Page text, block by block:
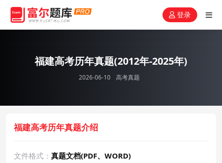
登录
福建高考历年真题(2012年-2025年)
2026-06-10 高考真题
福建高考历年真题介绍
文件格式： 真题文档(PDF、WORD)